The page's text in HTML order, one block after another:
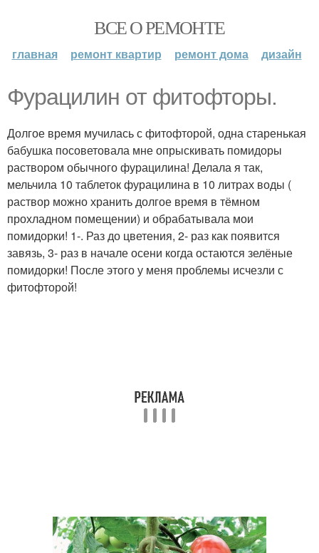
ВСЕ О РЕМОНТЕ
главная ремонт квартир ремонт дома дизайн
Фурацилин от фитофторы.
Долгое время мучилась с фитофторой, одна старенькая
бабушка посоветовала мне опрыскивать помидоры
раствором обычного фурацилина! Делала я так,
мельчила 10 таблеток фурацилина в 10 литрах воды (
раствор можно хранить долгое время в тёмном
прохладном помещении) и обрабатывала мои
помидорки! 1-. Раз до цветения, 2- раз как появится
завязь, 3- раз в начале осени когда остаются зелёные
помидорки! После этого у меня проблемы исчезли с
фитофторой!